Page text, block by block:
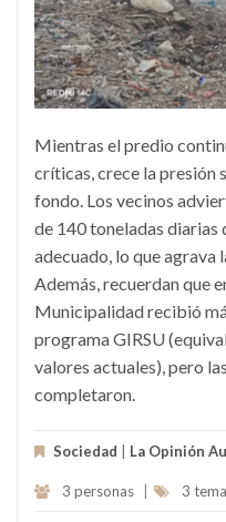
Mientras el predio
críticas, crece la presión
fondo. Los vecinos
de 140 toneladas diarias
adecuado, lo que agrava
Además, recuerdan que
Municipalidad recibió
programa GIRSU
valores actuales), pero
completaron.
Sociedad La Opinión
3 personas 3